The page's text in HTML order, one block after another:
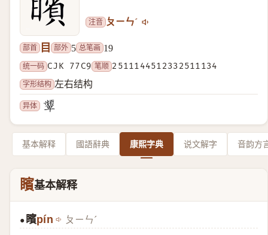
注音 ㄆㄧㄣˊ
部首 目 部外 5 总笔画 19
统一码 CJK 77C9 笔顺 2511144512332511134
字形结构 左右结构
异体
基本解释 國語辭典 康熙字典 说文解字 音韵方
矉基本解释
● 矉pín ㄆㄧㄣˊ